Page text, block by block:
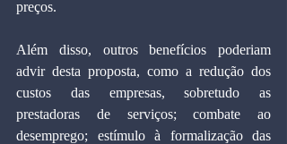
preços.
Além disso, outros benefícios poderiam
advir desta proposta, como a redução dos
custos das empresas, sobretudo as
prestadoras de serviços; combate ao
desemprego; estímulo à formalização das